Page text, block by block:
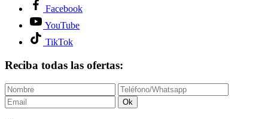
Facebook
YouTube
TikTok
Reciba todas las ofertas:
Ok